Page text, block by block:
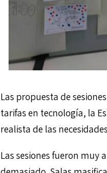
Las propuesta de
tarifas en tecnología, la
realista de las
Las sesiones fueron muy